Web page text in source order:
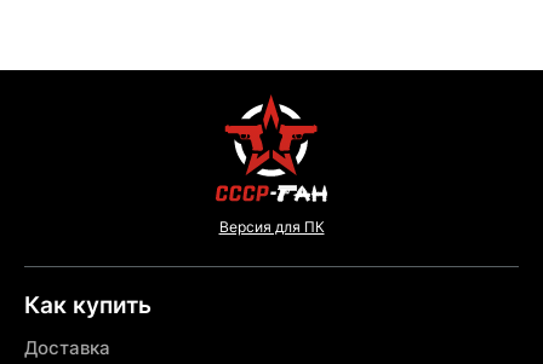
Версия для ПК
Как купить
Доставка